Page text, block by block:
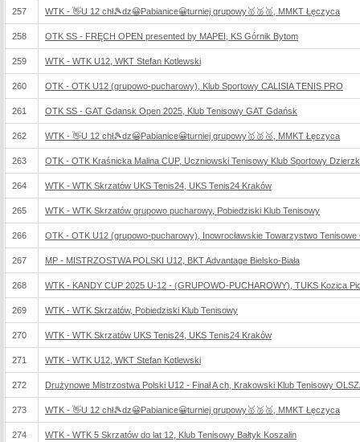
257 WTK - 👋U 12 chł🎾dz😀Pabianice😀turniej grupowy🥇🥈🥉, MMKT Łęczyca
258 OTK SS - FRĘCH OPEN presented by MAPEI, KS Górnik Bytom
259 WTK - WTK U12, WKT Stefan Kotlewski
260 OTK - OTK U12 (grupowo-pucharowy), Klub Sportowy CALISIA TENIS PRO
261 OTK SS - GAT Gdansk Open 2025, Klub Tenisowy GAT Gdańsk
262 WTK - 👋U 12 chł🎾dz😀Pabianice😀turniej grupowy🥇🥈🥉, MMKT Łęczyca
263 OTK - OTK Kraśnicka Malina CUP, Uczniowski Tenisowy Klub Sportowy
264 WTK - WTK Skrzatów UKS Tenis24, UKS Tenis24 Kraków
265 WTK - WTK Skrzatów grupowo pucharowy, Pobiedziski Klub Tenisowy
266 OTK - OTK U12 (grupowo-pucharowy), Inowrocławskie Towarzystwo Tenisowe
267 MP - MISTRZOSTWA POLSKI U12, BKT Advantage Bielsko-Biała
268 WTK - KANDY CUP 2025 U-12 - (GRUPOWO-PUCHAROWY), TUKS Kozica
269 WTK - WTK Skrzatów, Pobiedziski Klub Tenisowy
270 WTK - WTK Skrzatów UKS Tenis24, UKS Tenis24 Kraków
271 WTK - WTK U12, WKT Stefan Kotlewski
272 Drużynowe Mistrzostwa Polski U12 - Finał A ch, Krakowski Klub Tenisowy
273 WTK - 👋U 12 chł🎾dz😀Pabianice😀turniej grupowy🥇🥈🥉, MMKT Łęczyca
274 WTK - WTK 5 Skrzatów do lat 12, Klub Tenisowy Bałtyk Koszalin